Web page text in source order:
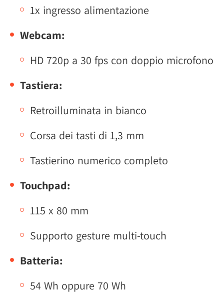
1x ingresso alimentazione
Webcam:
HD 720p a 30 fps con doppio microfono
Tastiera:
Retroilluminata in bianco
Corsa dei tasti di 1,3 mm
Tastierino numerico completo
Touchpad:
115 x 80 mm
Supporto gesture multi-touch
Batteria:
54 Wh oppure 70 Wh